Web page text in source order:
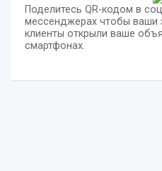
Поделитесь QR-кодом в
мессенджерах чтобы ваши
клиенты открыли ваше
смартфонах.